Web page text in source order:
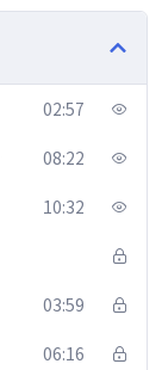
02:57
08:22
10:32
03:59
06:16